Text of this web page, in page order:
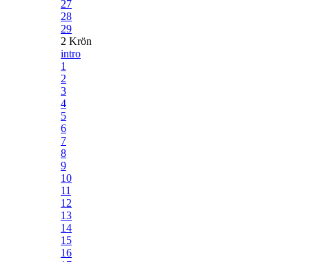
27
28
29
2 Krön
intro
1
2
3
4
5
6
7
8
9
10
11
12
13
14
15
16